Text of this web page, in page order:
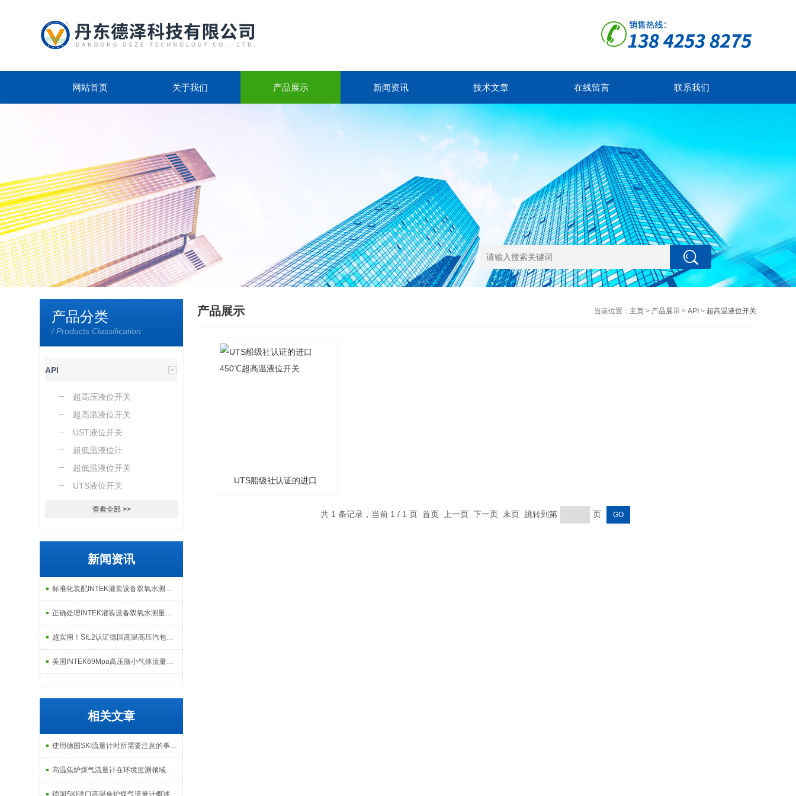
网站首页 关于我们 产品展示 新闻资讯 技术文章 在线留言 联系我们
产品分类
/ Products Classification
API
超高压液位开关
超高温液位开关
UST液位开关
超低温液位计
超低温液位开关
UTS液位开关
查看全部 >>
新闻资讯
标准化装配INTEK灌装设备双氧水测量微小流量计把控供给精度
正确处理INTEK灌装设备双氧水测量微小流量计故障可有效保障生产连续性
超实用！SIL2认证德国高温高压汽包磁致伸缩液位计正确安装方法全攻略
美国INTEK69Mpa高压微小气体流量计出现问题后的解决方法分享
相关文章
使用德国SKI流量计时所需要注意的事项分享
高温焦炉煤气流量计在环境监测领域中的应用
德国SKI进口高温焦炉煤气流量计概述
产品展示 当前位置： 主页> 产品展示> API > 超高温液位开关
UTS船级社认证的进口
共 1 条记录，当前 1 / 1 页 首页 上一页 下一页 末页 跳转到第 页